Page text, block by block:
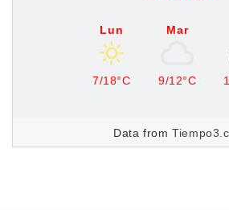
Lun
7/18°C
Mar
9/12°C
Data from